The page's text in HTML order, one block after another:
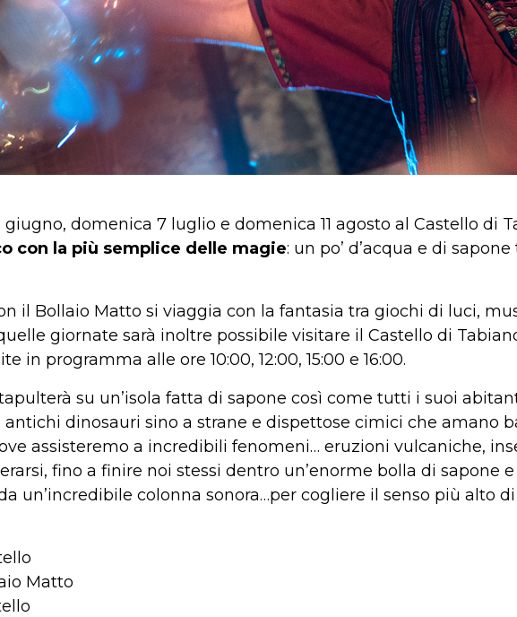
domenica 7 luglio e domenica 11 agosto al Castello di
con la più semplice delle magie: un po’ d’acqua e di
il Bollaio Matto si viaggia con la fantasia tra giochi di luci,
giornate sarà inoltre possibile visitare il Castello di
in programma alle ore 10:00, 12:00, 15:00 e 16:00.
su un’isola fatta di sapone così come tutti i suoi
dinosauri sino a strane e dispettose cimici che amano
assisteremo a incredibili fenomeni… eruzioni vulcaniche,
fino a finire noi stessi dentro un’enorme bolla di sapone
un’incredibile colonna sonora…per cogliere il senso più alto
Matto